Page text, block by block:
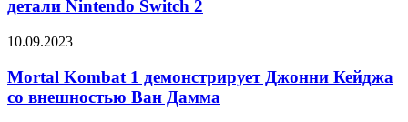
экшен-
франчайза
современности
и
детали
Switch
2
детали Nintendo Switch 2
Mortal
1
демонстрирует
Джонни
10.09.2023
Mortal Kombat 1 демонстрирует Джонни Кейджа
со внешностью Ван Дамма